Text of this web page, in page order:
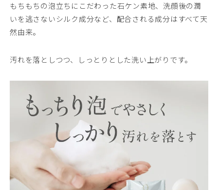
もちもちの泡立ちにこだわった石ケン素地、洗顔後の潤
いを逃さないシルク成分など、配合される成分はすべて天
然由来。
汚れを落としつつ、しっとりとした洗い上がりです。